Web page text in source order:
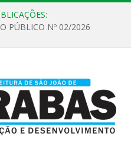
PÚBLICO Nº 02/2026